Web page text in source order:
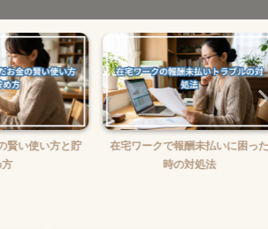
賢い使い方と貯
在宅ワークで報酬未払いに困った
時の対処法